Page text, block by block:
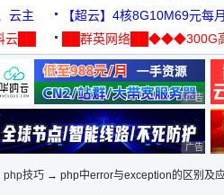
88元/月
云主
【超云】4核8G10M69元每月
██
██群英网络██◆◆◆300G
◆◆◆
广告，理性选择 广告 商
广告，理性选择 广告 商
php技巧 → php中error与exception的区别及